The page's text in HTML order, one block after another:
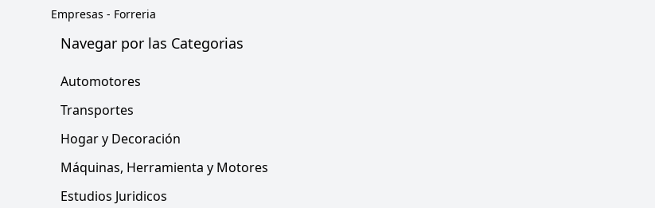
Empresas - Forreria
Navegar por las Categorias
Automotores
Transportes
Hogar y Decoración
Máquinas, Herramienta y Motores
Estudios Juridicos